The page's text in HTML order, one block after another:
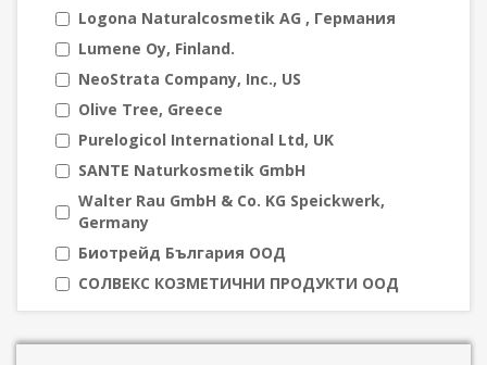
Logona Naturalcosmetik AG , Германия
Lumene Oy, Finland.
NeoStrata Company, Inc., US
Olive Tree, Greece
Purelogicol International Ltd, UK
SANTE Naturkosmetik GmbH
Walter Rau GmbH & Co. KG Speickwerk,
Germany
Биотрейд България ООД
СОЛВЕКС КОЗМЕТИЧНИ ПРОДУКТИ ООД